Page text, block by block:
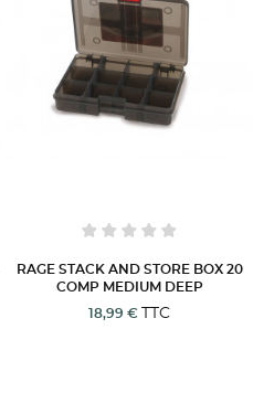
RAGE STACK AND STORE BOX 20
COMP MEDIUM DEEP
18,99 €
TTC
add_circle_outline Create new list
((modalDeleteText))
Créer une liste d'envies
Connexion